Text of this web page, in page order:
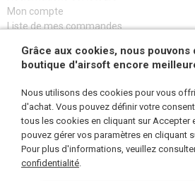
POCHES SVD
POCHES M82 BARRETT
POUR CHARGEURS DE
POCHES DE PISTOLET
Mon compte
Liste de mes commandes
S'INSCRIRE
NOUS SUIVRE
Grâce aux cookies, nous pouvons
boutique d'airsoft encore
Nous utilisons des cookies pour vous
d'achat. Vous pouvez définir votre
tous les cookies en cliquant sur Accepter
pouvez gérer vos paramètres en cliquant
Pour plus d'informations, veuillez
confidentialité.